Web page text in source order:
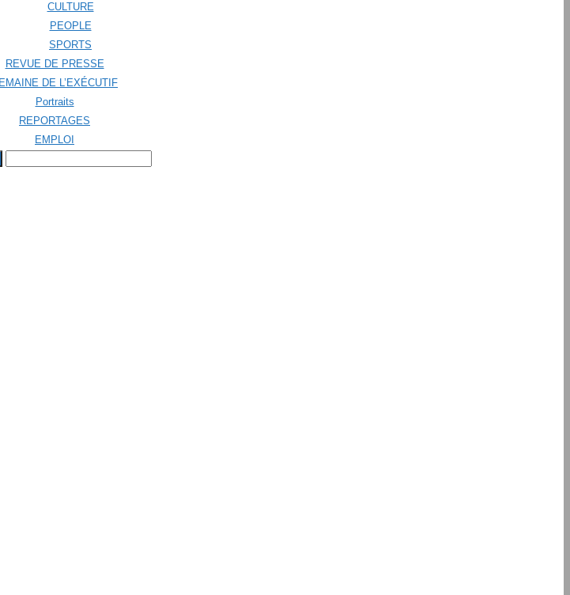
CULTURE
PEOPLE
SPORTS
REVUE DE PRESSE
DE L’EXÉCUTIF
Portraits
REPORTAGES
EMPLOI